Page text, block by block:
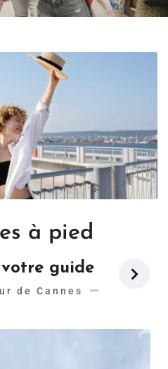
à pied
votre guide
de Cannes